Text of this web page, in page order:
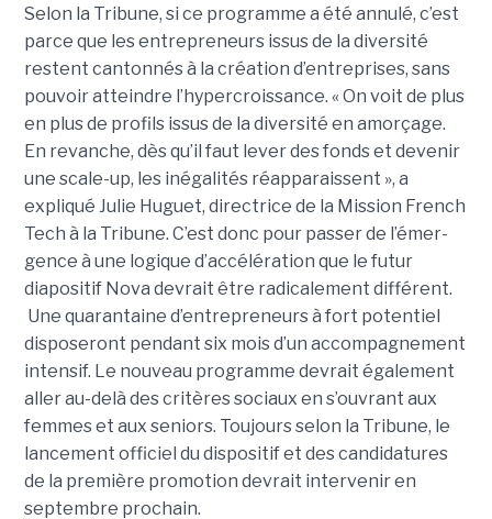
Selon la Tribune, si ce programme a été annulé, c’est
parce que les entre­pre­neurs issus de la diver­sité
restent cantonnés à la créa­tion d’entre­prises, sans
pouvoir atteindre l’hyper­crois­sance. « On voit de plus
en plus de pro­fils issus de la diver­sité en amorçage.
En revanche, dès qu’il faut lever des fonds et deve­nir
une scale-up, les inéga­li­tés réap­pa­raissent », a
expliqué Julie Huguet, directrice de la Mission French
Tech à la Tribune. C’est donc pour passer de l’émer­
gence à une logique d’accé­lé­ra­tion que le futur
diapositif Nova devrait être radi­ca­le­ment dif­fé­rent.
Une qua­ran­taine d’entre­pre­neurs à fort poten­tiel
disposeront pen­dant six mois d’un accom­pa­gne­ment
inten­sif. Le nouveau pro­gramme devrait également
aller au-delà des critères sociaux en s’ouvrant aux
femmes et aux seniors. Toujours selon la Tribune, le
lancement officiel du dispositif et des candidatures
de la première promotion devrait intervenir en
septembre prochain.